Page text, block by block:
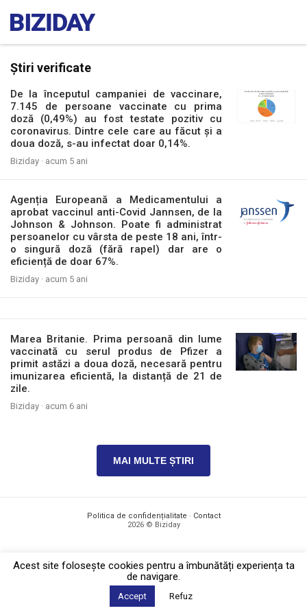
Știri verificate
De la începutul campaniei de vaccinare,
7.145 de persoane vaccinate cu prima
doză (0,49%) au fost testate pozitiv cu
coronavirus. Dintre cele care au făcut și a
doua doză, s-au infectat doar 0,14%.
Biziday · acum 5 ani
Agenția Europeană a Medicamentului a
aprobat vaccinul anti-Covid Jannsen, de la
Johnson & Johnson. Poate fi administrat
persoanelor cu vârsta de peste 18 ani, într-
o singură doză (fără rapel) dar are o
eficiență de doar 67%.
Biziday · acum 5 ani
Marea Britanie. Prima persoană din lume
vaccinată cu serul produs de Pfizer a
primit astăzi a doua doză, necesară pentru
imunizarea eficientă, la distanță de 21 de
zile.
Biziday · acum 6 ani
MAI MULTE ȘTIRI
Politica de confidențialitate · Contact
2026 © Biziday
Acest site foloseşte cookies pentru a îmbunătăți experiența ta
de navigare.
Accept Refuz